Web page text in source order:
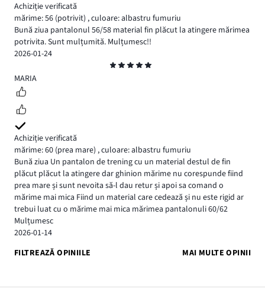
Achiziție verificată
mărime: 56 (potrivit) ,culoare: albastru fumuriu
Bună ziua pantalonul 56/58 material fin plăcut la atingere mărimea
potrivita. Sunt mulțumită. Mulțumesc!!
2026-01-24
5
MARIA
Achiziție verificată
mărime: 60 (prea mare) ,culoare: albastru fumuriu
Bună ziua Un pantalon de trening cu un material destul de fin
plăcut plăcut la atingere dar ghinion mărime nu corespunde fiind
prea mare și sunt nevoita să-l dau retur și apoi sa comand o
mărime mai mica Fiind un material care cedează și nu este rigid ar
trebui luat cu o mărime mai mica mărimea pantalonuli 60/62
Mulțumesc
2026-01-14
FILTREAZĂ OPINIILE
MAI MULTE OPINII